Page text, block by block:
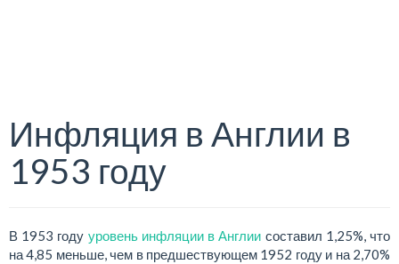
Инфляция в Англии в
1953 году
В 1953 году уровень инфляции в Англии составил 1,25%, что
на 4,85 меньше, чем в предшествующем 1952 году и на 2,70%